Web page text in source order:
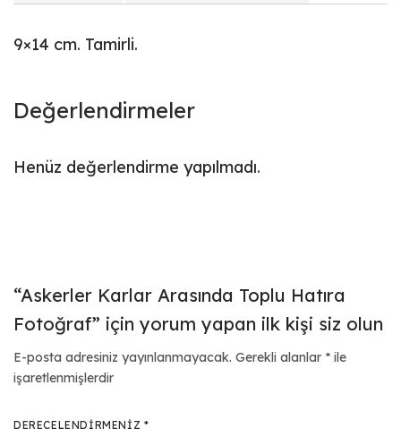
9×14 cm. Tamirli.
Değerlendirmeler
Henüz değerlendirme yapılmadı.
“Askerler Karlar Arasında Toplu Hatıra
Fotoğraf” için yorum yapan ilk kişi siz olun
E-posta adresiniz yayınlanmayacak. Gerekli alanlar * ile
işaretlenmişlerdir
DERECELENDIRMENIZ *